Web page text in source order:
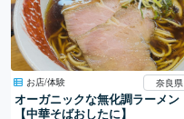
お店/体験 奈良県
オーガニックな無化調ラーメン
【中華そばおしたに】